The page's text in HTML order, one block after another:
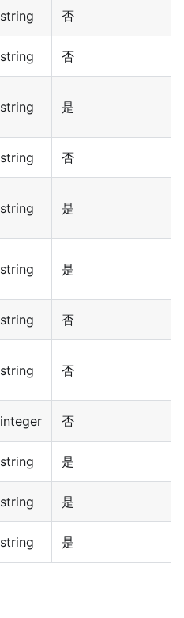
string 否
string 否
string 是
string 否
string 是
string 是
string 否
string 否
integer 否
string 是
string 是
string 是